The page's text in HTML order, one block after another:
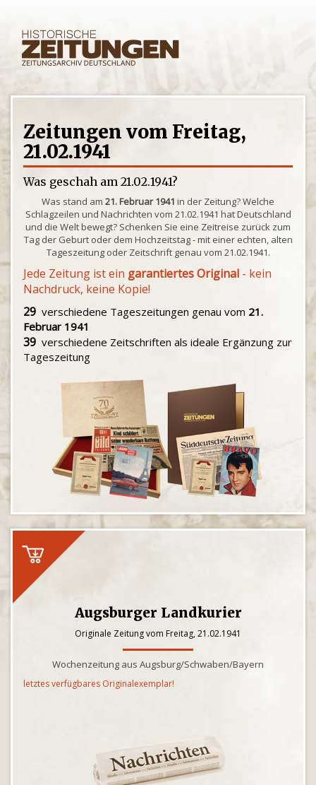
Zeitungen vom Freitag,
21.02.1941
Was geschah am 21.02.1941?
Was stand am 21. Februar 1941 in der Zeitung? Welche
Schlagzeilen und Nachrichten vom 21.02.1941 hat Deutschland
und die Welt bewegt? Schenken Sie eine Zeitreise zurück zum
Tag der Geburt oder dem Hochzeitstag - mit einer echten, alten
Tageszeitung oder Zeitschrift genau vom 21.02.1941.
Jede Zeitung ist ein garantiertes Original - kein
Nachdruck, keine Kopie!
29 verschiedene Tageszeitungen genau vom 21.
Februar 1941
39 verschiedene Zeitschriften als ideale Ergänzung zur
Tageszeitung
Augsburger Landkurier
Originale Zeitung vom Freitag, 21.02.1941
Wochenzeitung aus Augsburg/Schwaben/Bayern
letztes verfügbares Originalexemplar!